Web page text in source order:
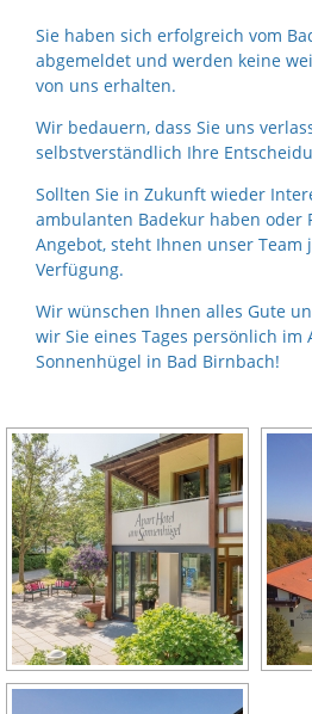
Sie haben sich erfolgreich vom
abgemeldet und werden keine
von uns erhalten.
Wir bedauern, dass Sie uns
selbstverständlich Ihre
Sollten Sie in Zukunft wieder
ambulanten Badekur haben oder
Angebot, steht Ihnen unser Team
Verfügung.
Wir wünschen Ihnen alles Gute
wir Sie eines Tages persönlich im
Sonnenhügel in Bad Birnbach!